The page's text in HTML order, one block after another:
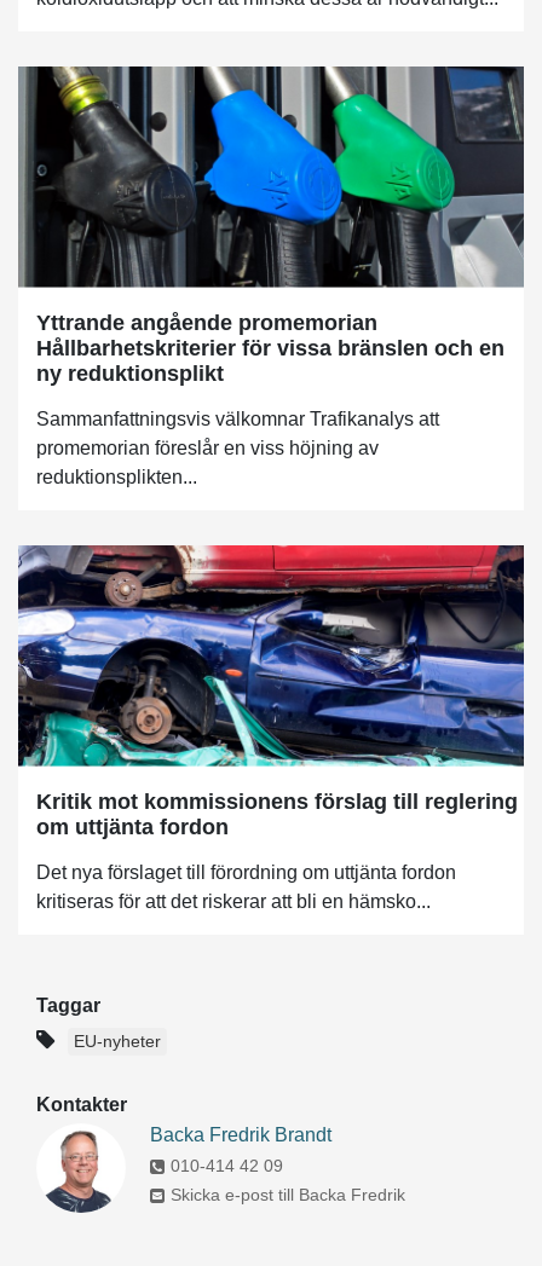
Yttrande angående promemorian
Hållbarhetskriterier för vissa bränslen och en
ny reduktionsplikt
Sammanfattningsvis välkomnar Trafikanalys att
promemorian föreslår en viss höjning av
reduktionsplikten...
Kritik mot kommissionens förslag till reglering
om uttjänta fordon
Det nya förslaget till förordning om uttjänta fordon
kritiseras för att det riskerar att bli en hämsko...
Taggar
EU-nyheter
Kontakter
Backa Fredrik Brandt
010-414 42 09
Skicka e-post till Backa Fredrik